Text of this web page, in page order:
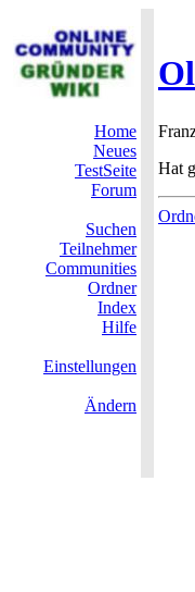
Home
Neues
TestSeite
Forum
Suchen
Teilnehmer
Communities
Ordner
Index
Hilfe
Einstellungen
Ändern
Hat